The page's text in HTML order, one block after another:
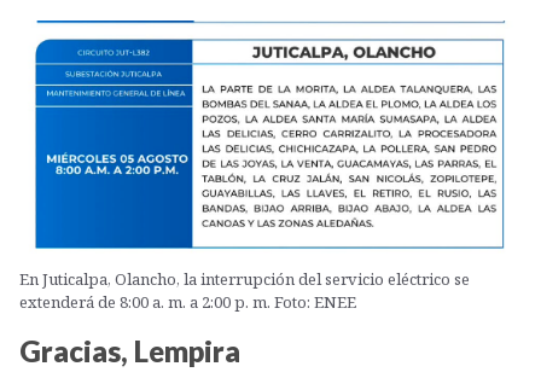
En Juticalpa, Olancho, la interrupción del servicio eléctrico se
extenderá de 8:00 a. m. a 2:00 p. m. Foto: ENEE
Gracias, Lempira